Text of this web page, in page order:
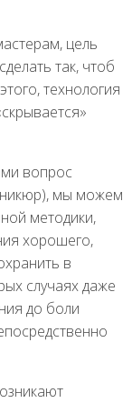
цель
так, чтоб
технология
вопрос
мы можем
методики,
хорошего,
в
случаях даже
до боли